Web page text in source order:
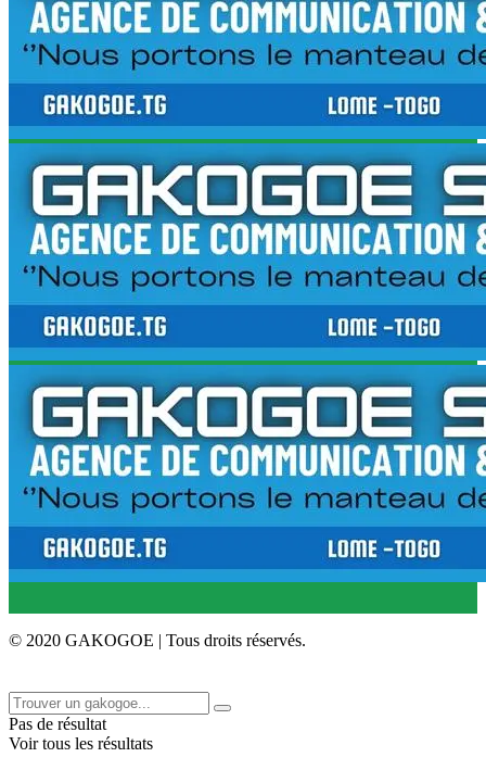
© 2020 GAKOGOE | Tous droits réservés.
Pas de résultat
Voir tous les résultats